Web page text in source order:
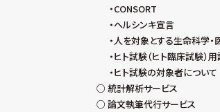
CONSORT
ヘルシンキ宣言
人を対象とする生命科学
ヒト試験（ヒト臨床試験）
ヒト試験の対象者について
統計解析サービス
論文執筆代行サービス